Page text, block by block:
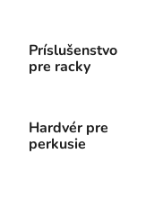
Príslušenstvo
pre racky
Hardvér pre
perkusie